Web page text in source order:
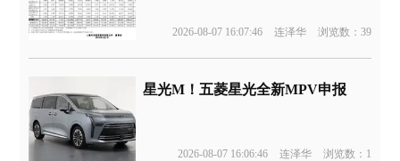
2026-08-07 16:07:46 连泽华 浏览数：39
星光M！五菱星光全新MPV申报
2026-08-07 16:06:46 连泽华 浏览数：1